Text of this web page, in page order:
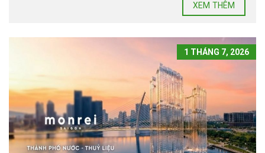
XEM THÊM
1 THÁNG 7, 2026